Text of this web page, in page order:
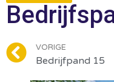
VORIGE
Bedrijfpand 15